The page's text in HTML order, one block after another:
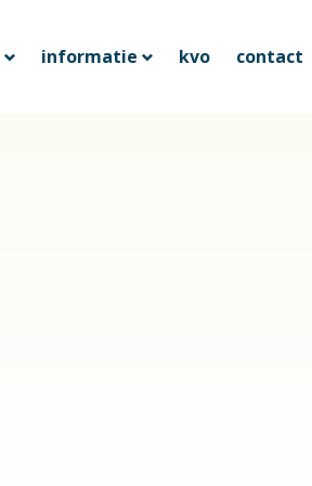
informatie kvo contact